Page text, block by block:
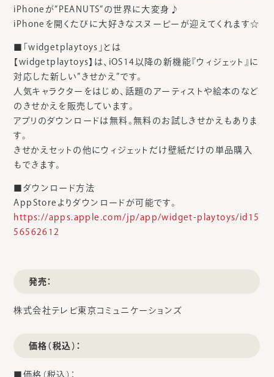
iPhoneが”PEANUTS”の世界に大変身♪
iPhoneを開くたびに大好きなスヌーピーが迎えてくれます☆
■「widgetplaytoys」とは
【widgetplaytoys】は、iOS14以降の新機能『ウィジェット』に
対応した新しい”きせかえ”です。
人気キャラクターをはじめ、話題のアーティストや絵本のなど
のきせかえを販売しています。
アプリのダウンロードは無料。無料のお試しきせかえもありま
す。
きせかえセットの他にウィジェットだけ壁紙だけの単品購入
もできます。
■ダウンロード方法
AppStoreよりダウンロードが可能です。
https://apps.apple.com/jp/app/widget-playtoys/id15
56562612
発売：
株式会社テレビ東京コミュニケーションズ
価格（税込）：
■価格（税込）：